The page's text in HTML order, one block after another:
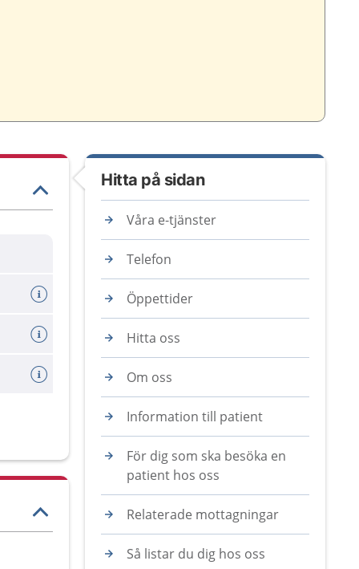
Hitta på sidan
Våra e-tjänster
Telefon
Öppettider
Hitta oss
Om oss
Information till patient
För dig som ska besöka en
patient hos oss
Relaterade mottagningar
Så listar du dig hos oss